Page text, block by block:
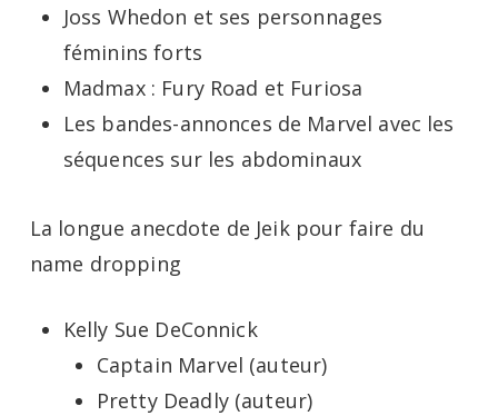
Joss Whedon et ses personnages
féminins forts
Madmax : Fury Road et Furiosa
Les bandes-annonces de Marvel avec les
séquences sur les abdominaux
La longue anecdote de Jeik pour faire du
name dropping
Kelly Sue DeConnick
Captain Marvel (auteur)
Pretty Deadly (auteur)